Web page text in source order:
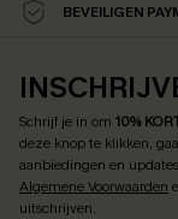
BEVEILIGEN
Schrijf je in om 10%
deze knop te klikken,
aanbiedingen en
Algemene Voorwaarden
uitschrijven.